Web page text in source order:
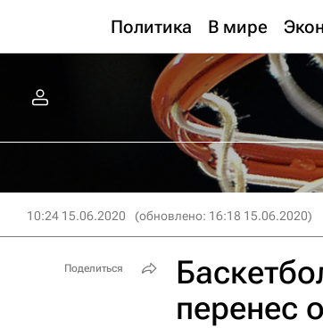
Политика В мире
10:24 15.06.2020 (обновлено: 16:18 15.06.2020)
перенес
Поделиться